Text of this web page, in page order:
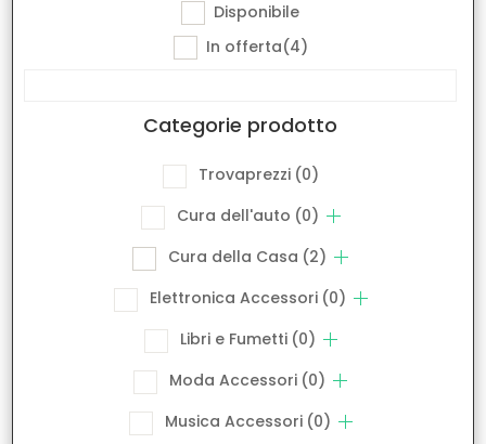
Disponibile
In offerta(4)
Categorie prodotto
Trovaprezzi (0)
Cura dell'auto (0)
Cura della Casa (2)
Elettronica Accessori (0)
Libri e Fumetti (0)
Moda Accessori (0)
Musica Accessori (0)